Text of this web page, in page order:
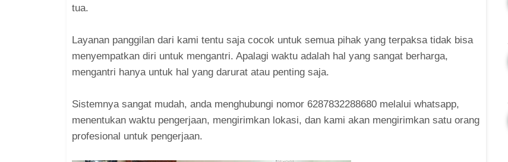
tua.
Layanan panggilan dari kami tentu saja cocok untuk semua pihak yang terpaksa tidak bisa
menyempatkan diri untuk mengantri. Apalagi waktu adalah hal yang sangat berharga,
mengantri hanya untuk hal yang darurat atau penting saja.
Sistemnya sangat mudah, anda menghubungi nomor 6287832288680 melalui whatsapp,
menentukan waktu pengerjaan, mengirimkan lokasi, dan kami akan mengirimkan satu orang
profesional untuk pengerjaan.